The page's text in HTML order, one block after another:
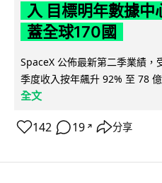
入 目標明年數據
蓋全球170國
SpaceX 公佈最新第二季業績
季度收入按年飆升 92% 至 78
全文
142 19 ↗ 分享